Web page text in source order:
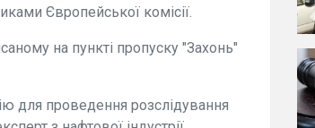
Європейської комісії.
на пункті пропуску "Захонь"
для проведення розслідування